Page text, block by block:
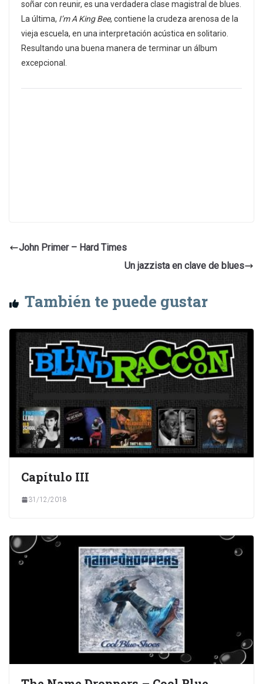
soñar con reunir, es una verdadera clase magistral de blues.
La última, I’m A King Bee, contiene la crudeza arenosa de la
vieja escuela, en una interpretación acústica en solitario.
Resultando una buena manera de terminar un álbum
excepcional.
John Primer – Hard Times
Un jazzista en clave de blues
También te puede gustar
Capítulo III
31/12/2018